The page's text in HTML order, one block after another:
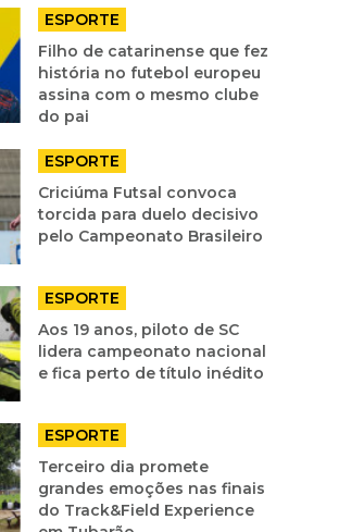
ESPORTE
Filho de catarinense que fez
história no futebol europeu
assina com o mesmo clube
do pai
ESPORTE
Criciúma Futsal convoca
torcida para duelo decisivo
pelo Campeonato Brasileiro
ESPORTE
Aos 19 anos, piloto de SC
lidera campeonato nacional
e fica perto de título inédito
ESPORTE
Terceiro dia promete
grandes emoções nas finais
do Track&Field Experience